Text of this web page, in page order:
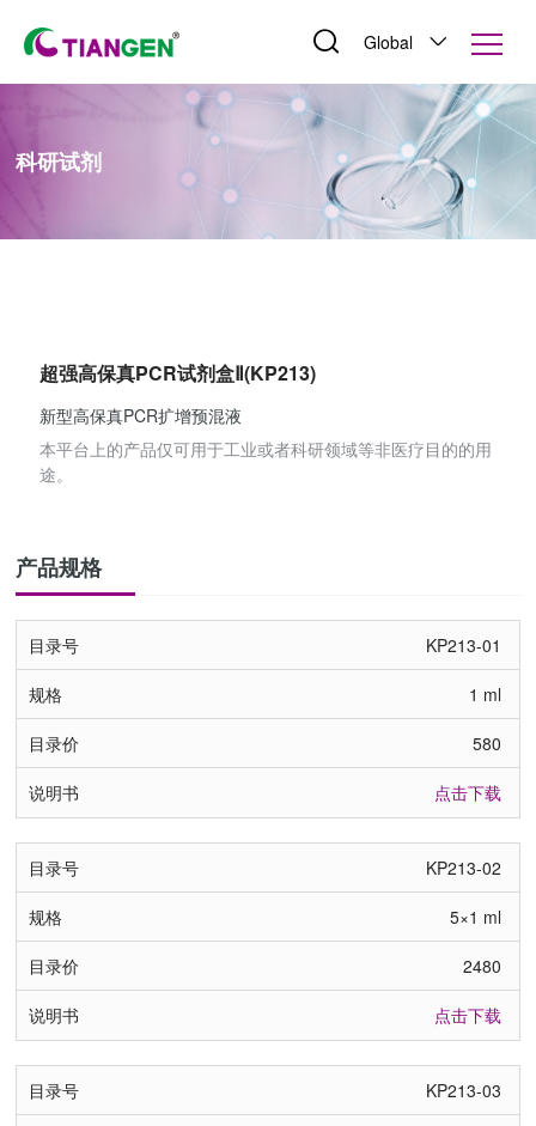
Global
科研试剂
超强高保真PCR试剂盒Ⅱ(KP213)
新型高保真PCR扩增预混液
本平台上的产品仅可用于工业或者科研领域等非医疗目的的用
途。
产品规格
KP213-01
1 ml
580
点击下载
KP213-02
5×1 ml
2480
点击下载
KP213-03